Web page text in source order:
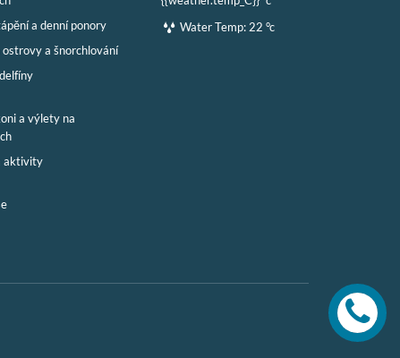
a denní ponory
a šnorchlování
a výlety na
aktivity
Water Temp: 22 °c